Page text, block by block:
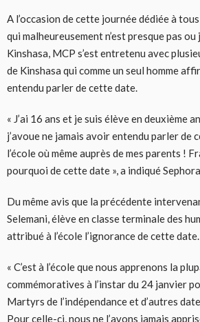
A l’occasion de cette journée dédiée à
qui malheureusement n’est presque pas ou
Kinshasa, MCP s’est entretenu avec
de Kinshasa qui comme un seul homme
entendu parler de cette date.
« J’ai 16 ans et je suis élève en deuxième
j’avoue ne jamais avoir entendu parler de
l’école où même auprès de mes parents !
pourquoi de cette date », a indiqué
Du même avis que la précédente
Selemani, élève en classe terminale des
attribué à l’école l’ignorance de cette date.
« C’est à l’école que nous apprenons la
commémoratives à l’instar du 24 janvier
Martyrs de l’indépendance et d’autres
Pour celle-ci, nous ne l’avons jamais